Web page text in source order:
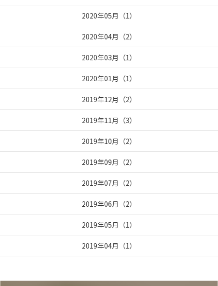
2020年05月 （1）
2020年04月 （2）
2020年03月 （1）
2020年01月 （1）
2019年12月 （2）
2019年11月 （3）
2019年10月 （2）
2019年09月 （2）
2019年07月 （2）
2019年06月 （2）
2019年05月 （1）
2019年04月 （1）